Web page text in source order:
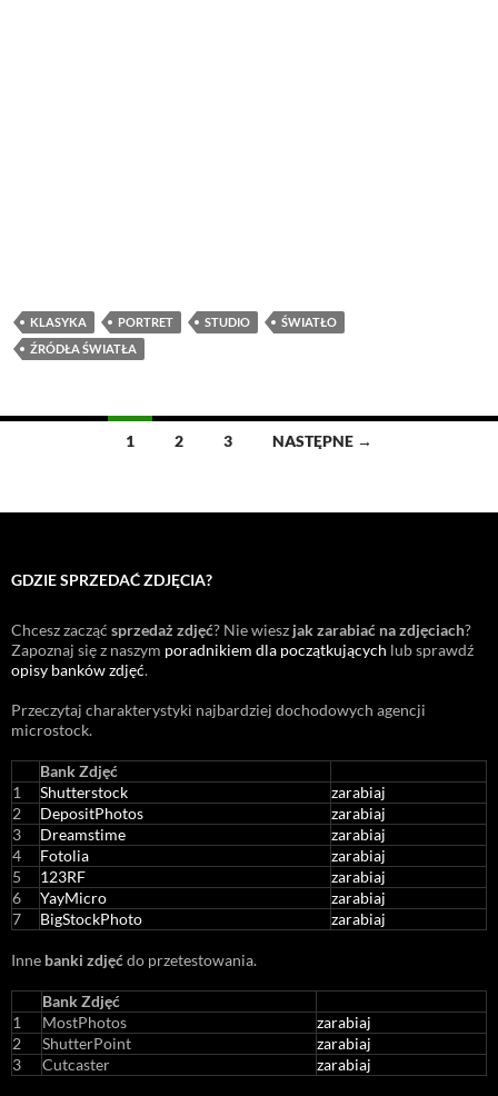
KLASYKA PORTRET STUDIO
ŚWIATŁO
ŹRÓDŁA ŚWIATŁA
Nawigacja
wpisach
1 2 3 NASTĘPNE →
GDZIE SPRZEDAĆ ZDJĘCIA?
Chcesz zacząć sprzedaż zdjęć? Nie wiesz jak zarabiać na zdjęciach?
Zapoznaj się z naszym poradnikiem dla początkujących lub sprawdź
opisy banków zdjęć.
Przeczytaj charakterystyki najbardziej dochodowych agencji
microstock.
Bank Zdjęć
1
Shutterstock
zarabiaj
2
DepositPhotos
zarabiaj
3
Dreamstime
zarabiaj
4
Fotolia
zarabiaj
5
123RF
zarabiaj
6
YayMicro
zarabiaj
7
BigStockPhoto zarabiaj
Inne banki zdjęćdo przetestowania.
Bank Zdjęć
1
MostPhotos
zarabiaj
2
ShutterPoint
zarabiaj
3
Cutcaster zarabiaj